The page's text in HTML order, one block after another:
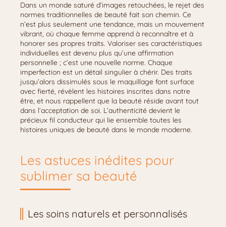
Dans un monde saturé d’images retouchées, le rejet des
normes traditionnelles de beauté fait son chemin. Ce
n’est plus seulement une tendance, mais un mouvement
vibrant, où chaque femme apprend à reconnaître et à
honorer ses propres traits. Valoriser ses caractéristiques
individuelles est devenu plus qu’une affirmation
personnelle ; c’est une nouvelle norme. Chaque
imperfection est un détail singulier à chérir. Des traits
jusqu’alors dissimulés sous le maquillage font surface
avec fierté, révèlent les histoires inscrites dans notre
être, et nous rappellent que la beauté réside avant tout
dans l’acceptation de soi. L’authenticité devient le
précieux fil conducteur qui lie ensemble toutes les
histoires uniques de beauté dans le monde moderne.
Les astuces inédites pour
sublimer sa beauté
Les soins naturels et personnalisés